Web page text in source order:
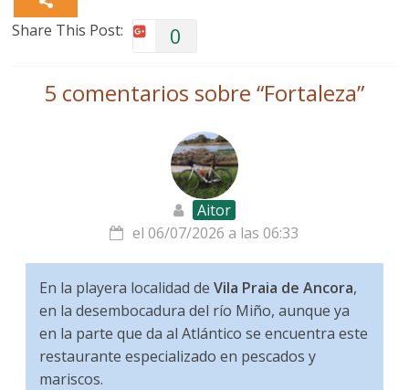
Share This Post: 0
5 comentarios sobre “Fortaleza”
Aitor
el 06/07/2026 a las 06:33
En la playera localidad deVila Praia de Ancora,
en la desembocadura del río Miño, aunque ya
en la parte que da al Atlántico se encuentra este
restaurante especializado en pescados y
mariscos.